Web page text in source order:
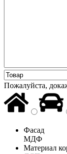
Пожалуйста,
Фасад
МДФ
Материал